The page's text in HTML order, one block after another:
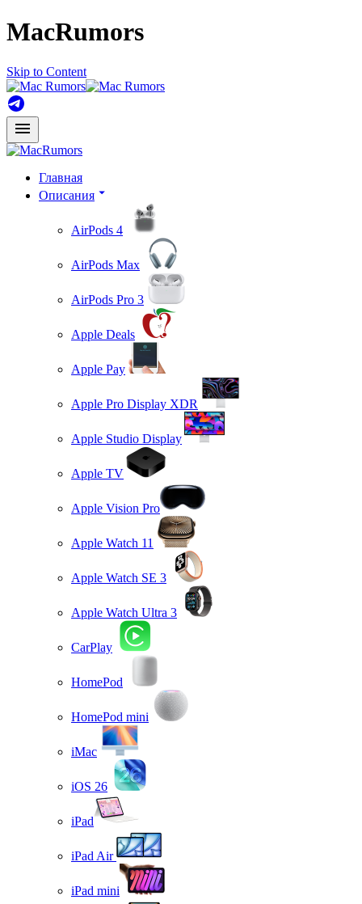
MacRumors
Skip to Content
Главная
Описания
AirPods 4
AirPods Max
AirPods Pro 3
Apple Deals
Apple Pay
Apple Pro Display XDR
Apple Studio Display
Apple TV
Apple Vision Pro
Apple Watch 11
Apple Watch SE 3
Apple Watch Ultra 3
CarPlay
HomePod
HomePod mini
iMac
iOS 26
iPad
iPad Air
iPad mini